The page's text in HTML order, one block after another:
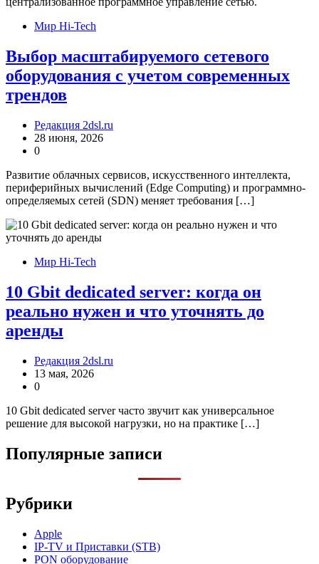
Мир Hi-Tech
Выбор масштабируемого сетевого
оборудования с учетом современных
трендов
Редакция 2dsl.ru
28 июня, 2026
0
Развитие облачных сервисов, искусственного интеллекта,
периферийных вычислений (Edge Computing) и программно-
определяемых сетей (SDN) меняет требования […]
Мир Hi-Tech
10 Gbit dedicated server: когда он
реально нужен и что уточнять до
аренды
Редакция 2dsl.ru
13 мая, 2026
0
10 Gbit dedicated server часто звучит как универсальное
решение для высокой нагрузки, но на практике […]
Популярные записи
Рубрики
Apple
IP-TV и Приставки (STB)
PON оборудование